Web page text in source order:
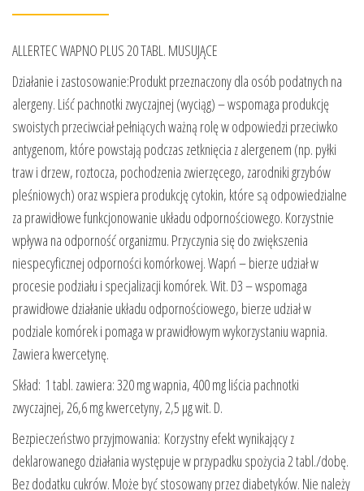
ALLERTEC WAPNO PLUS 20 TABL. MUSUJĄCE
Działanie i zastosowanie:Produkt przeznaczony dla osób podatnych na
alergeny. Liść pachnotki zwyczajnej (wyciąg) – wspomaga produkcję
swoistych przeciwciał pełniących ważną rolę w odpowiedzi przeciwko
antygenom, które powstają podczas zetknięcia z alergenem (np. pyłki
traw i drzew, roztocza, pochodzenia zwierzęcego, zarodniki grzybów
pleśniowych) oraz wspiera produkcję cytokin, które są odpowiedzialne
za prawidłowe funkcjonowanie układu odpornościowego. Korzystnie
wpływa na odporność organizmu. Przyczynia się do zwiększenia
niespecyficznej odporności komórkowej. Wapń – bierze udział w
procesie podziału i specjalizacji komórek. Wit. D3 – wspomaga
prawidłowe działanie układu odpornościowego, bierze udział w
podziale komórek i pomaga w prawidłowym wykorzystaniu wapnia.
Zawiera kwercetynę.
Skład: 1 tabl. zawiera: 320 mg wapnia, 400 mg liścia pachnotki
zwyczajnej, 26,6 mg kwercetyny, 2,5 µg wit. D.
Bezpieczeństwo przyjmowania: Korzystny efekt wynikający z
deklarowanego działania występuje w przypadku spożycia 2 tabl./dobę.
Bez dodatku cukrów. Może być stosowany przez diabetyków. Nie należy